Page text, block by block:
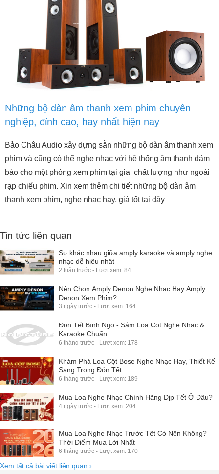
Những bộ dàn âm thanh xem phim chuyên
nghiệp, đỉnh cao, hay nhất hiện nay
Bảo Châu Audio xây dựng sẵn những bộ dàn âm thanh xem
phim và cũng có thể nghe nhạc với hệ thống âm thanh đảm
bảo cho một phòng xem phim tại gia, chất lượng như ngoài
rạp chiếu phim. Xin xem thêm chi tiết những bộ dàn âm
thanh xem phim, nghe nhạc hay, giá tốt tại đây
Tin tức liên quan
Sự khác nhau giữa amply karaoke và amply nghe
nhạc dễ hiểu nhất
2 tuần trước - Lượt xem: 84
Nên Chọn Amply Denon Nghe Nhạc Hay Amply
Denon Xem Phim?
3 ngày trước - Lượt xem: 164
Đón Tết Bính Ngọ - Sắm Loa Cột Nghe Nhạc &
Karaoke Chuẩn
6 tháng trước - Lượt xem: 178
Khám Phá Loa Cột Bose Nghe Nhạc Hay, Thiết Kế
Sang Trọng Đón Tết
6 tháng trước - Lượt xem: 189
Mua Loa Nghe Nhạc Chính Hãng Dịp Tết Ở Đâu?
4 ngày trước - Lượt xem: 204
Mua Loa Nghe Nhạc Trước Tết Có Nên Không?
Thời Điểm Mua Lời Nhất
6 tháng trước - Lượt xem: 170
Xem tất cả bài viết liên quan ›